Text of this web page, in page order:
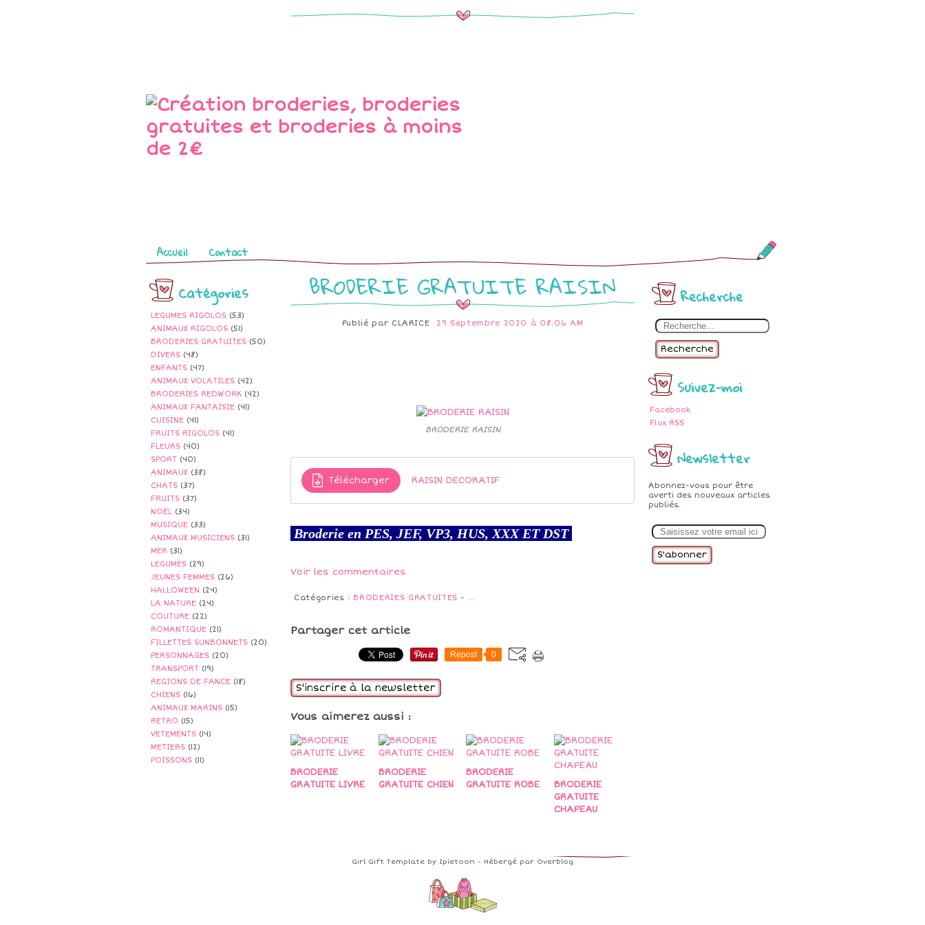
Pages
Accueil Contact
Catégories
LEGUMES RIGOLOS (53)
ANIMAUX RIGOLOS (51)
BRODERIES GRATUITES (50)
DIVERS (48)
ENFANTS (47)
ANIMAUX VOLATILES (42)
BRODERIES REDWORK (42)
ANIMAUX FANTAISIE (41)
CUISINE (41)
FRUITS RIGOLOS (41)
FLEURS (40)
SPORT (40)
ANIMAUX (38)
CHATS (37)
FRUITS (37)
NOËL (34)
MUSIQUE (33)
ANIMAUX MUSICIENS (31)
MER (31)
LEGUMES (29)
JEUNES FEMMES (26)
HALLOWEEN (24)
LA NATURE (24)
COUTURE (22)
ROMANTIQUE (21)
FILLETTES SUNBONNETS (20)
PERSONNAGES (20)
TRANSPORT (19)
REGIONS DE FANCE (18)
CHIENS (16)
ANIMAUX MARINS (15)
RETRO (15)
VETEMENTS (14)
METIERS (12)
POISSONS (11)
Recherche
Recherche
Suivez-moi
Facebook
Flux RSS
Newsletter
Abonnez-vous pour être
averti des nouveaux articles
publiés.
m
BRODERIE GRATUITE RAISIN
Publié par CLARICE 29 Septembre 2020 à 08:06 AM
BRODERIE RAISIN
Télécharger RAISIN DECORATIF
Broderie en PES, JEF, VP3, HUS, XXX ET DST
Voir les commentaires
Catégories : BRODERIES GRATUITES - …
Partager cet article
Repost 0
S'inscrire à la newsletter
Vous aimerez aussi :
BRODERIE
GRATUITE LIVRE
BRODERIE
GRATUITE CHIEN
BRODERIE
GRATUITE ROBE
BRODERIE
GRATUITE
CHAPEAU
Girl Gift Template by Ipietoon - Hébergé par Overblog